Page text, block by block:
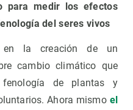
para medir los efectos
del seres vivos
en la creación de un
cambio climático que
de plantas y
Ahora mismo el